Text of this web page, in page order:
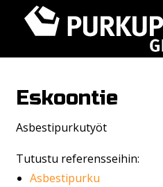
Eskoontie
Asbestipurkutyöt
Tutustu referensseihin:
Asbestipurku